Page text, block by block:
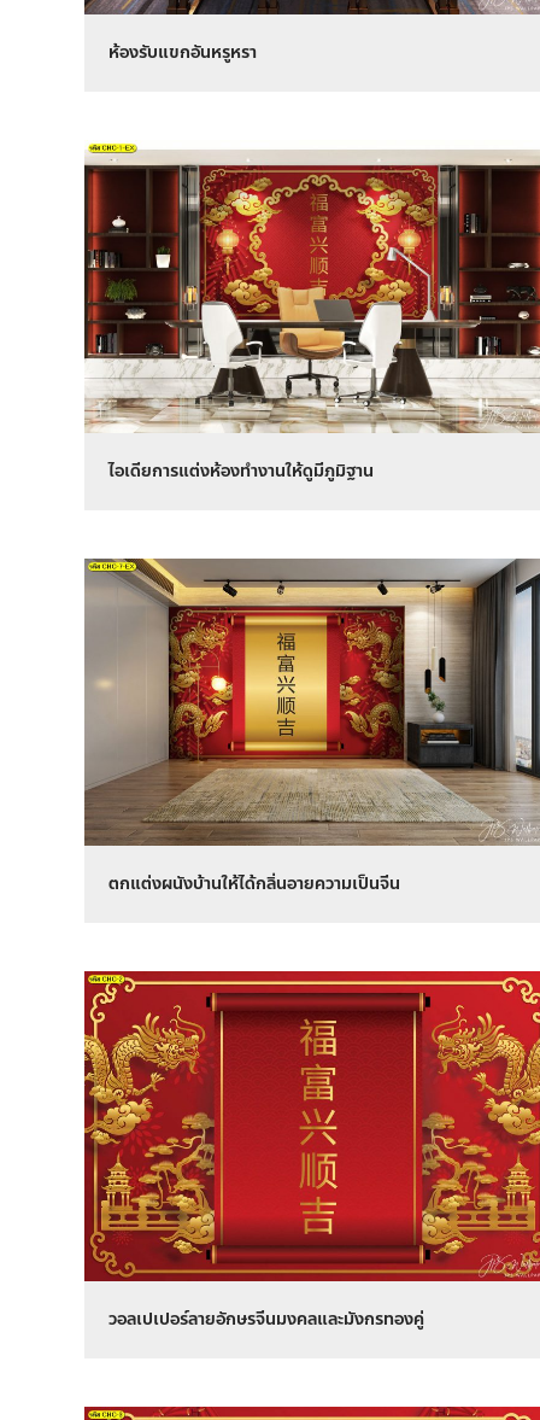
ห้องรับแขกอันหรูหรา
ไอเดียการแต่งห้องทำงานให้ดูมีภูมิฐาน
ตกแต่งผนังบ้านให้ได้กลิ่นอายความเป็นจีน
วอลเปเปอร์ลายอักษรจีนมงคลและมังกรทองคู่